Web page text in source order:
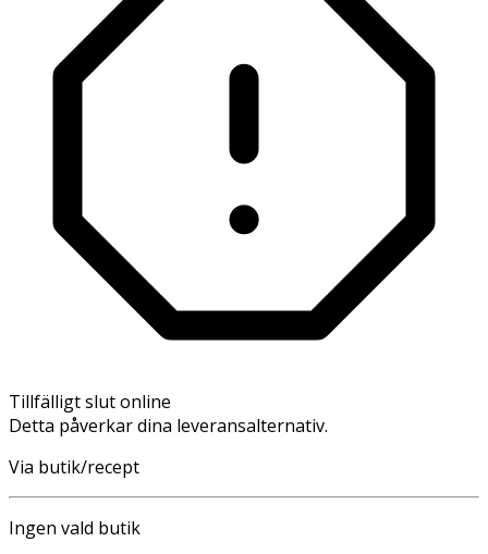
Tillfälligt slut online
Detta påverkar dina leveransalternativ.
Via butik/recept
Ingen vald butik